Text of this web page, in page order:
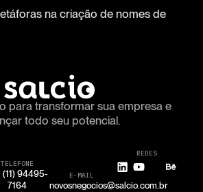
na criação de nomes de
para transformar sua empresa e
todo seu potencial.
TELEFONE
(11) 94495-
7164
E-MAIL
novosnegocios@salcio.com.br
REDES